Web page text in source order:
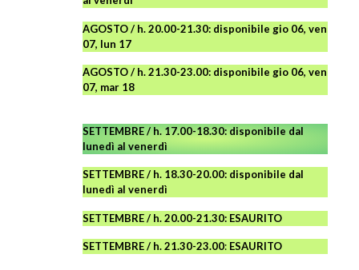
AGOSTO / h. 20.00-21.30: disponibile gio 06, ven
07, lun 17
AGOSTO/ h. 21.30-23.00: disponibile gio 06, ven
07, mar 18
SETTEMBRE / h. 17.00-18.30: disponibile dal
lunedì al venerdì
SETTEMBRE / h. 18.30-20.00: disponibile dal
lunedì al venerdì
SETTEMBRE / h. 20.00-21.30: ESAURITO
SETTEMBRE / h. 21.30-23.00: ESAURITO